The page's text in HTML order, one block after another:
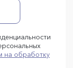
на обработку